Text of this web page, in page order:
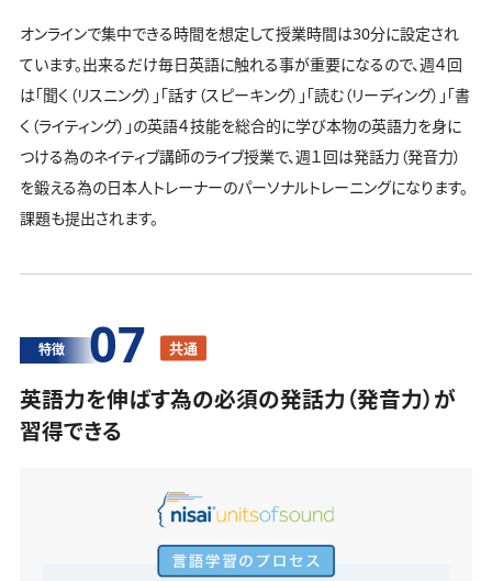
オンラインで集中できる時間を想定して授業時間は30分に設定され
ています。出来るだけ毎日英語に触れる事が重要になるので、週４回
は「聞く（リスニング）」「話す（スピーキング）」「読む（リーディング）」「書
く（ライティング）」の英語４技能を総合的に学び本物の英語力を身に
つける為のネイティブ講師のライブ授業で、週１回は発話力（発音力）
を鍛える為の日本人トレーナーのパーソナルトレーニングになります。
課題も提出されます。
特徴 07 共通
英語力を伸ばす為の必須の発話力（発音力）が
習得できる